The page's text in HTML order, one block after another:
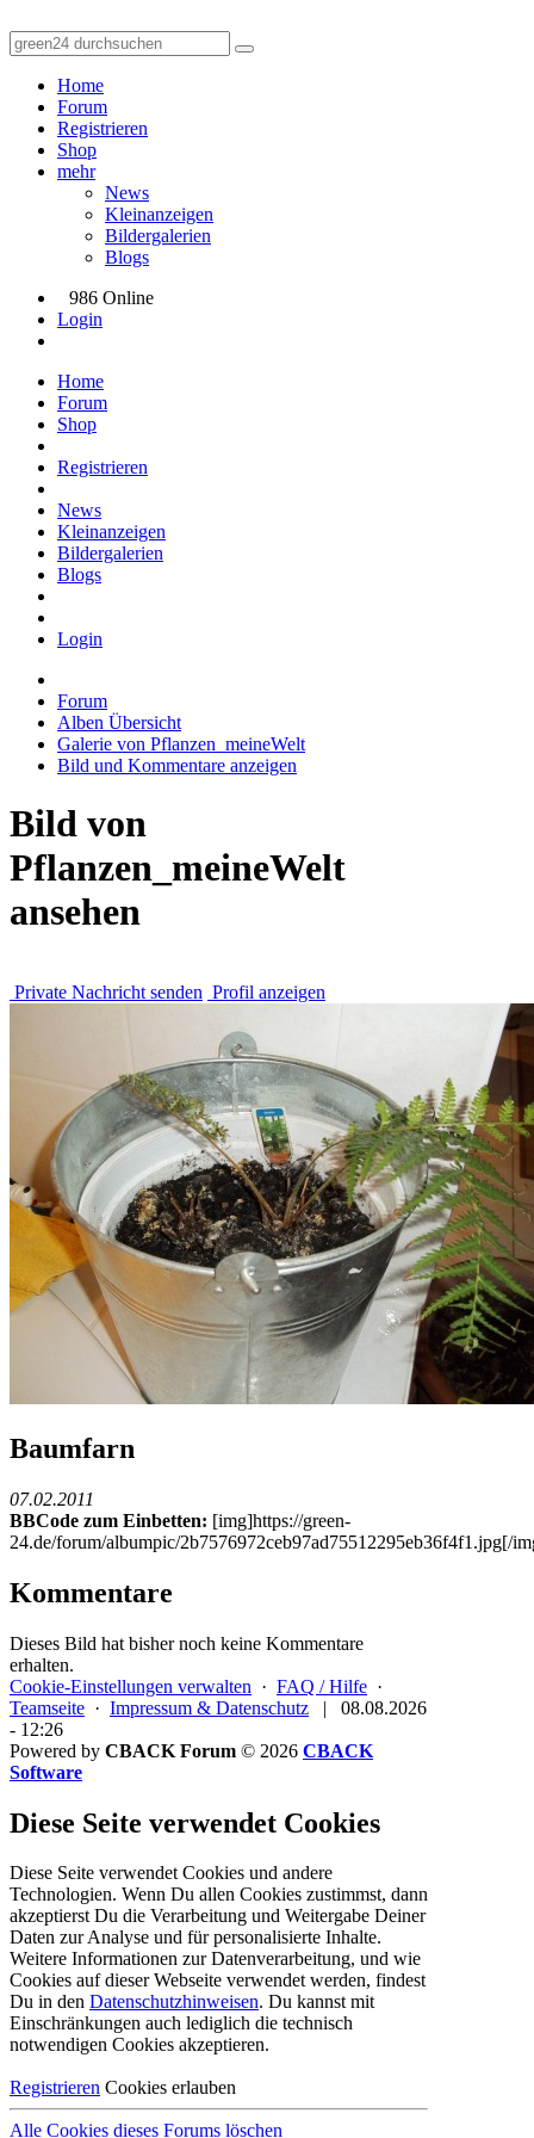
Home
Forum
Registrieren
Shop
mehr
News
Kleinanzeigen
Bildergalerien
Blogs
986 Online
Login
Home
Forum
Shop
Registrieren
News
Kleinanzeigen
Bildergalerien
Blogs
Login
Forum
Alben Übersicht
Galerie von Pflanzen_meineWelt
Bild und Kommentare anzeigen
Bild von
Pflanzen_meineWelt
ansehen
Private Nachricht senden Profil anzeigen
Baumfarn
07.02.2011
BBCode zum Einbetten: [img]https://green-
24.de/forum/albumpic/2b7576972ceb97ad75512295eb36f4f1.jpg[/
Kommentare
Dieses Bild hat bisher noch keine Kommentare
erhalten.
Cookie-Einstellungen verwalten · FAQ / Hilfe ·
Teamseite · Impressum & Datenschutz |
08.08.2026
- 12:26
Powered by CBACK Forum © 2026 CBACK
Software
Diese Seite verwendet Cookies
Diese Seite verwendet Cookies und andere
Technologien. Wenn Du allen Cookies zustimmst, dann
akzeptierst Du die Verarbeitung und Weitergabe Deiner
Daten zur Analyse und für personalisierte Inhalte.
Weitere Informationen zur Datenverarbeitung, und wie
Cookies auf dieser Webseite verwendet werden, findest
Du in den Datenschutzhinweisen. Du kannst mit
Einschränkungen auch lediglich die technisch
notwendigen Cookies akzeptieren.
Registrieren Cookies erlauben
Alle Cookies dieses Forums löschen